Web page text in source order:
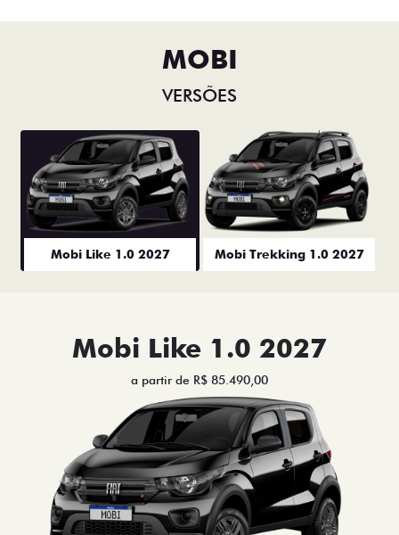
MOBI
VERSÕES
Mobi Like 1.0 2027 Mobi Trekking 1.0 2027
Mobi Like 1.0 2027
a partir de R$ 85.490,00